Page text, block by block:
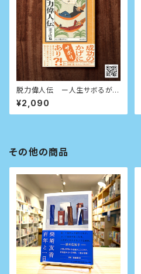
脱力偉人伝 ー人生サボるが勝
ちー
¥2,090
その他の商品